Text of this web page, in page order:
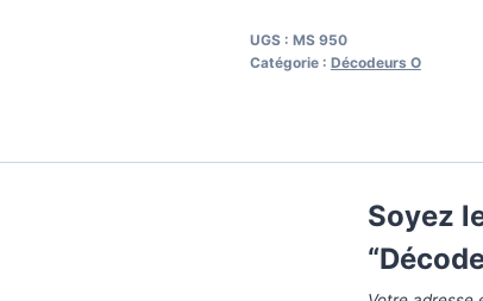
MS
UGS : MS 950
Catégorie : Décodeurs O
Soyez